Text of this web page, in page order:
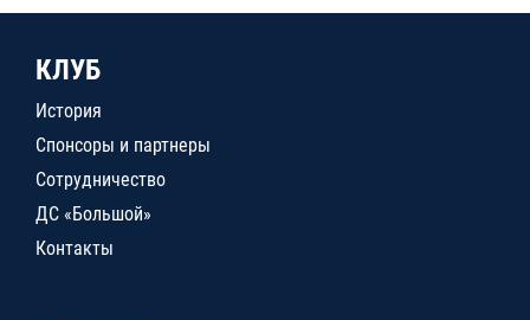
КЛУБ
История
Спонсоры и партнеры
Сотрудничество
ДС «Большой»
Контакты